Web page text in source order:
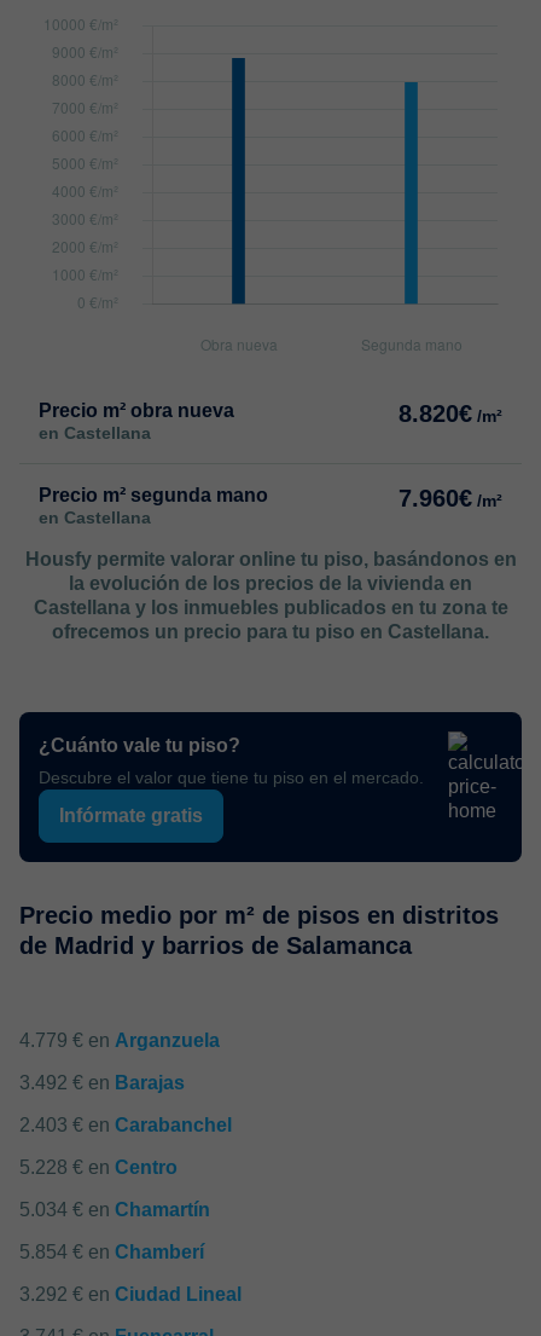
Precio m² obra nueva
en Castellana
8.820€ /m²
Precio m² segunda mano
en Castellana
7.960€ /m²
Housfy permite valorar online tu piso, basándonos en
la evolución de los precios de la vivienda en
Castellana y los inmuebles publicados en tu zona te
ofrecemos un precio para tu piso en Castellana.
¿Cuánto vale tu piso?
Descubre el valor que tiene tu piso en el mercado.
Infórmate gratis
Precio medio por m² de pisos en distritos
de Madrid y barrios de Salamanca
4.779 € en Arganzuela
3.492 € en Barajas
2.403 € en Carabanchel
5.228 € en Centro
5.034 € en Chamartín
5.854 € en Chamberí
3.292 € en Ciudad Lineal